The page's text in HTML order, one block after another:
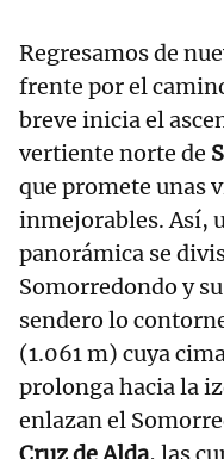
Regresamos de
frente por el
breve inicia el
vertiente norte de
que promete unas
inmejorables. Así,
panorámica se
Somorredondo y
sendero lo
(1.061 m) cuya
prolonga hacia la
enlazan el